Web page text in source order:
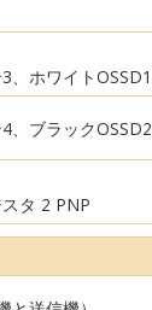
、ホワイトOSSD1
、ブラックOSSD2
スタ 2 PNP